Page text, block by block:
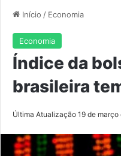
Início / Economia
Economia
Índice da
brasileira
Última Atualização 19 de março